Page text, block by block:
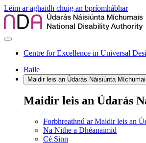
Léim ar aghaidh chuig an bpríomhábhar
Centre for Excellence in Universal
Baile
Maidir leis an Údarás Náisiúnta
Maidir leis an Údarás
Forbhreathnú ar Maidir leis an
Na Nithe a Dhéanaimid
Cé Sinn